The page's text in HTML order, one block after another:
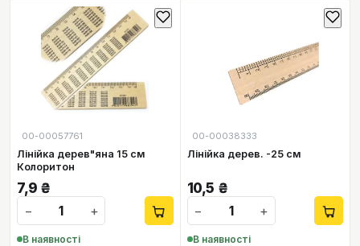
00-00057761
Лінійка дерев"яна 15 см
Колоритон
7,9 ₴
−
+
В наявності
00-00038333
Лінійка дерев. -25 см
10,5 ₴
−
+
В наявності